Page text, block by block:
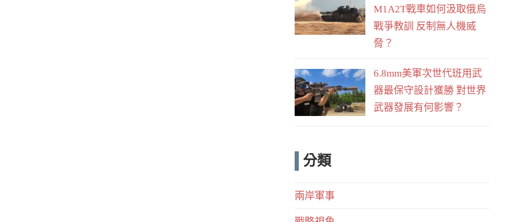
M1A2T戰車如何汲取俄烏
戰爭教訓 反制無人機威
脅？
6.8mm美軍次世代班用武
器最保守設計獲勝 對世界
武器發展有何影響？
分類
兩岸軍事